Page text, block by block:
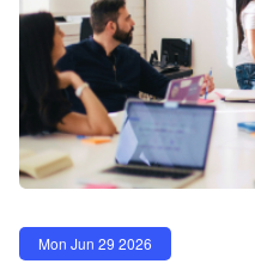
Mon Jun 29 2026